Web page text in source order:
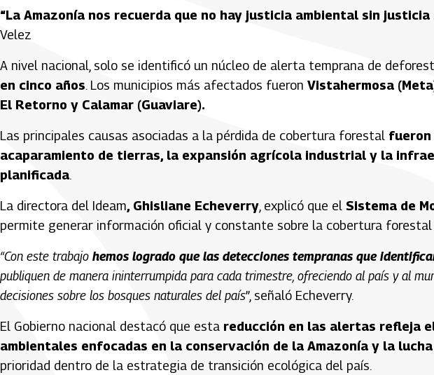
“La Amazonía nos recuerda que no hay justicia ambiental sin justicia
Velez
A nivel nacional, solo se identificó un núcleo de alerta temprana de
en cinco años. Los municipios más afectados fueron Vistahermosa
El Retorno y Calamar (Guaviare).
Las principales causas asociadas a la pérdida de cobertura forestal fueron
acaparamiento de tierras, la expansión agrícola industrial y la
planificada.
La directora del Ideam, Ghisliane Echeverry , explicó que el Sistema de
permite generar información oficial y constante sobre la cobertura forestal
“Con este trabajo hemos logrado que las detecciones tempranas que
publiquen de manera ininterrumpida para cada trimestre, ofreciendo al país y al
decisiones sobre los bosques naturales del país”, señaló Echeverry.
El Gobierno nacional destacó que esta reducción en las alertas refleja
ambientales enfocadas en la conservación de la Amazonía y la
prioridad dentro de la estrategia de transición ecológica del país.